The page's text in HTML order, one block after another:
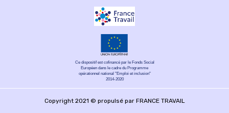
Ce dispositif est cofinancé par le Fonds Social
Européen dans le cadre du Programme
opérationnel national "Emploi et inclusion"
2014-2020
Copyright 2021 © propulsé par FRANCE TRAVAIL